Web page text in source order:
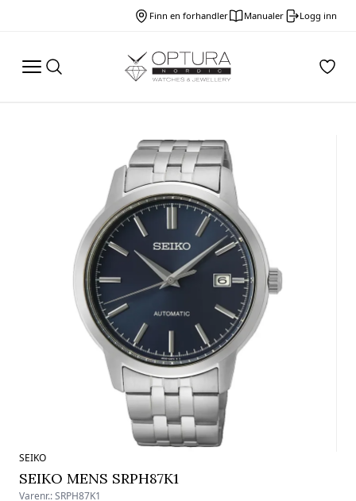
Finn en forhandler Manualer Logg inn
SEIKO
SEIKO MENS SRPH87K1
Varenr.:SRPH87K1